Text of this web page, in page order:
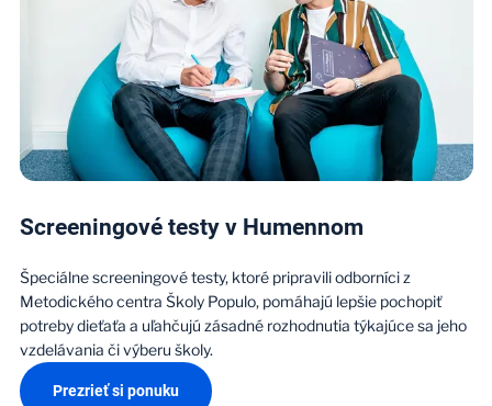
Screeningové testy v Humennom
Špeciálne screeningové testy, ktoré pripravili odborníci z
Metodického centra Školy Populo, pomáhajú lepšie pochopiť
potreby dieťaťa a uľahčujú zásadné rozhodnutia týkajúce sa jeho
vzdelávania či výberu školy.
Prezrieť si ponuku